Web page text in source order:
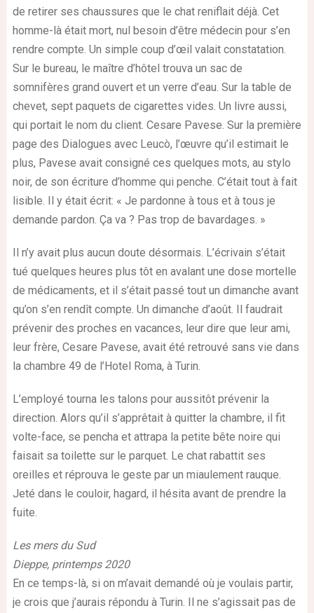
de retirer ses chaussures que le chat reniflait déjà. Cet
homme-là était mort, nul besoin d’être médecin pour s’en
rendre compte. Un simple coup d’œil valait constatation.
Sur le bureau, le maître d’hôtel trouva un sac de
somnifères grand ouvert et un verre d’eau. Sur la table de
chevet, sept paquets de cigarettes vides. Un livre aussi,
qui portait le nom du client. Cesare Pavese. Sur la première
page des Dialogues avec Leucò, l’œuvre qu’il estimait le
plus, Pavese avait consigné ces quelques mots, au stylo
noir, de son écriture d’homme qui penche. C’était tout à fait
lisible. Il y était écrit: « Je pardonne à tous et à tous je
demande pardon. Ça va ? Pas trop de bavardages. »
Il n’y avait plus aucun doute désormais. L’écrivain s’était
tué quelques heures plus tôt en avalant une dose mortelle
de médicaments, et il s’était passé tout un dimanche avant
qu’on s’en rendît compte. Un dimanche d’août. Il faudrait
prévenir des proches en vacances, leur dire que leur ami,
leur frère, Cesare Pavese, avait été retrouvé sans vie dans
la chambre 49 de l’Hotel Roma, à Turin.
L’employé tourna les talons pour aussitôt prévenir la
direction. Alors qu’il s’apprêtait à quitter la chambre, il fit
volte-face, se pencha et attrapa la petite bête noire qui
faisait sa toilette sur le parquet. Le chat rabattit ses
oreilles et réprouva le geste par un miaulement rauque.
Jeté dans le couloir, hagard, il hésita avant de prendre la
fuite.
Les mers du Sud
Dieppe, printemps 2020
En ce temps-là, si on m’avait demandé où je voulais partir,
je crois que j’aurais répondu à Turin. Il ne s’agissait pas de